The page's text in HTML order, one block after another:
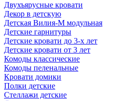
Двухъярусные кровати
Декор в детскую
Детская Вилия-М модульная
Детские гарнитуры
Детские кровати до 3-х лет
Детские кровати от 3 лет
Комоды классические
Комоды пеленальные
Кровати домики
Полки детские
Стеллажи детские